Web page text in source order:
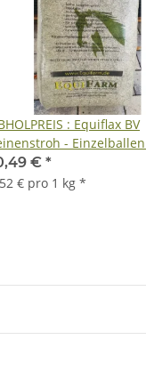
: Equiflax BV
-
€ *
€ pro 1 kg *